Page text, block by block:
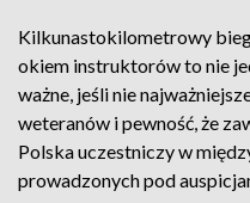
Kilkunastokilometrowy
okiem instruktorów to nie
ważne, jeśli nie
weteranów i pewność, że
Polska uczestniczy w
prowadzonych pod